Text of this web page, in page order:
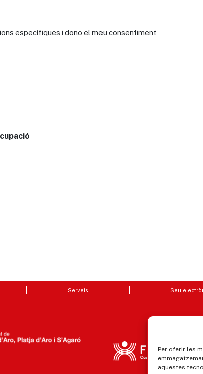
Per oferir les
aquestes
específiques i dono el meu consentiment
Serveis Seu